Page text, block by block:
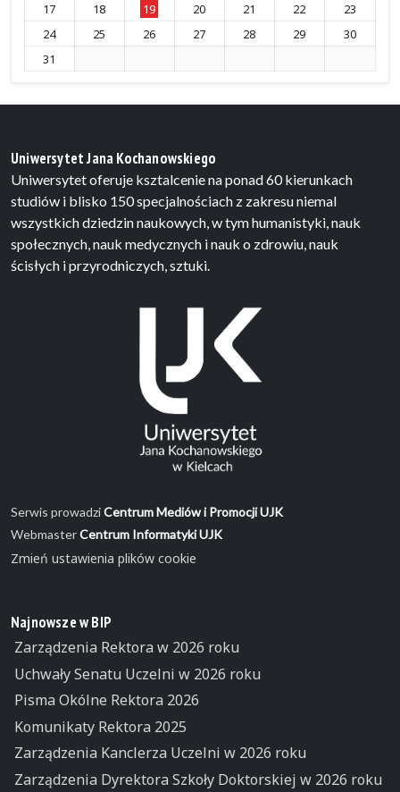
17
18 19 20 21 22
23
24
25 26 27 28 29
30
31
Uniwersytet Jana Kochanowskiego
Uniwersytet oferuje ksztalcenie na ponad 60 kierunkach
studiów i blisko 150 specjalnościach z zakresu niemal
wszystkich dziedzin naukowych, w tym humanistyki, nauk
społecznych, nauk medycznych i nauk o zdrowiu, nauk
ścisłych i przyrodniczych, sztuki.
Serwis prowadziCentrum Mediów i Promocji UJK
WebmasterCentrum Informatyki UJK
Zmień ustawienia plików cookie
Najnowsze w BIP
Zarządzenia Rektora w 2026 roku
Uchwały Senatu Uczelni w 2026 roku
Pisma Okólne Rektora 2026
Komunikaty Rektora 2025
Zarządzenia Kanclerza Uczelni w 2026 roku
Zarządzenia Dyrektora Szkoły Doktorskiej w 2026 roku